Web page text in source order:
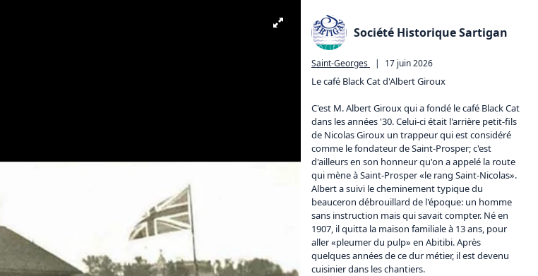
Société Historique Sartigan
Saint-Georges | 17 juin 2026
Le café Black Cat d'Albert Giroux
C'est M. Albert Giroux qui a fondé le café Black Cat
dans les années '30. Celui-ci était l'arrière petit-fils
de Nicolas Giroux un trappeur qui est considéré
comme le fondateur de Saint-Prosper; c'est
d'ailleurs en son honneur qu'on a appelé la route
qui mène à Saint-Prosper «le rang Saint-Nicolas».
Albert a suivi le cheminement typique du
beauceron débrouillard de l'époque: un homme
sans instruction mais qui savait compter. Né en
1907, il quitta la maison familiale à 13 ans, pour
aller «pleumer du pulp» en Abitibi. Après
quelques années de ce dur métier, il est devenu
cuisinier dans les chantiers.